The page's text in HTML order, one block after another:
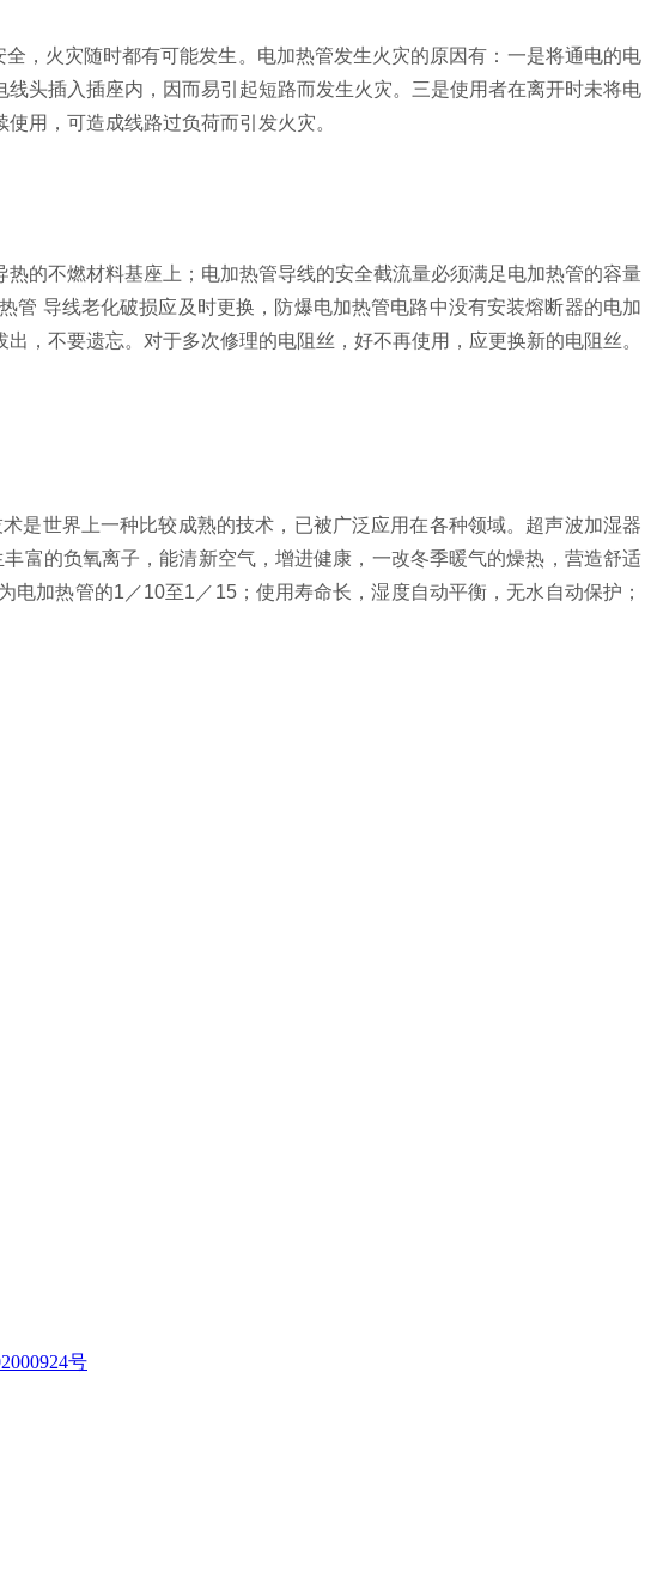
，火灾随时都有可能发生。电加热管发生火灾的原因有：一是将通电的电
头插入插座内，因而易引起短路而发生火灾。三是使用者在离开时未将电
用，可造成线路过负荷而引发火灾。
不燃材料基座上；电加热管导线的安全截流量必须满足电加热管的容量
导线老化破损应及时更换，防爆电加热管电路中没有安装熔断器的电加
，不要遗忘。对于多次修理的电阻丝，好不再使用，应更换新的电阻丝。
世界上一种比较成熟的技术，已被广泛应用在各种领域。超声波加湿器
富的负氧离子，能清新空气，增进健康，一改冬季暖气的燥热，营造舒适
加热管的1／10至1／15；使用寿命长，湿度自动平衡，无水自动保护；
号